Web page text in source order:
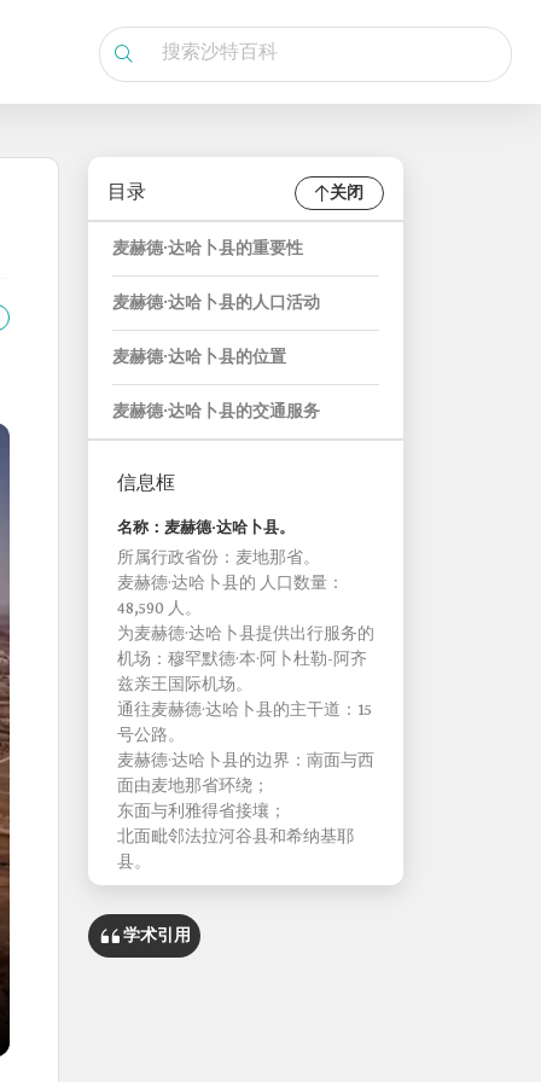
目录 关闭
麦赫德·达哈卜县的重要性
麦赫德·达哈卜县的人口活动
麦赫德·达哈卜县的位置
麦赫德·达哈卜县的交通服务
信息框
名称：麦赫德·达哈卜县。
所属行政省份：麦地那省。
麦赫德·达哈卜县的 人口数量：
48,590 人。
为麦赫德·达哈卜县提供出行服务的
机场：穆罕默德·本·阿卜杜勒-阿齐
兹亲王国际机场。
通往麦赫德·达哈卜县的主干道：15
号公路。
麦赫德·达哈卜县的边界：南面与西
面由麦地那省环绕；
东面与利雅得省接壤；
北面毗邻法拉河谷县和希纳基耶
县。
学术引用